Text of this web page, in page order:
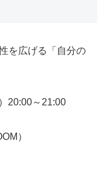
を広げる「自分の
20:00～21:00
）